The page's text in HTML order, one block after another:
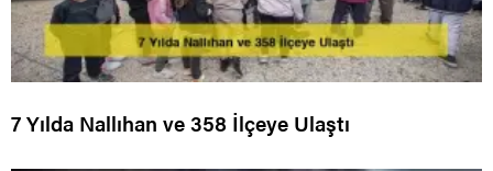
7 Yılda Nallıhan ve 358 İlçeye Ulaştı